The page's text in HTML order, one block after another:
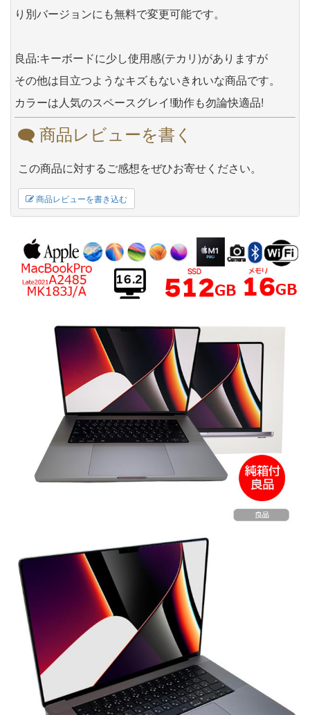
り別バージョンにも無料で変更可能です。
良品:キーボードに少し使用感(テカリ)がありますが
その他は目立つようなキズもないきれいな商品です。
カラーは人気のスペースグレイ!動作も勿論快適品!
商品レビューを書く
この商品に対するご感想をぜひお寄せください。
商品レビューを書き込む